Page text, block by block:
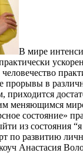
В мире
прорывы в
приходится
меняющимся
состояние»
из состояния “я
по развитию
Анастасия